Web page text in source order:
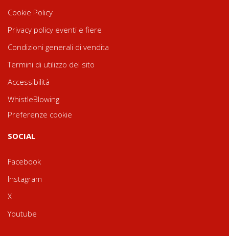
Cookie Policy
Privacy policy eventi e fiere
Condizioni generali di vendita
Termini di utilizzo del sito
Accessibilità
WhistleBlowing
Preferenze cookie
SOCIAL
Facebook
Instagram
X
Youtube